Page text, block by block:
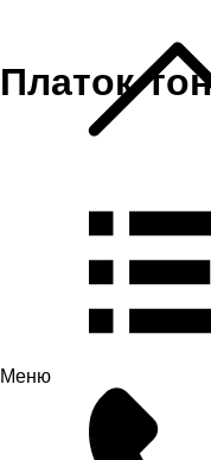
Меню
Платок-